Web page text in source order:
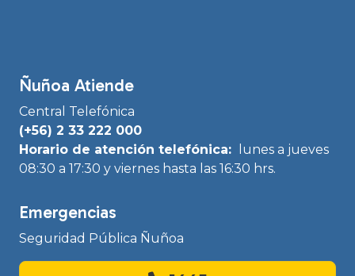
Ñuñoa Atiende
Central Telefónica
(+56) 2 33 222 000
Horario de atención telefónica:
lunes a jueves
08:30 a 17:30 y viernes hasta las 16:30 hrs.
Emergencias
Seguridad Pública Ñuñoa